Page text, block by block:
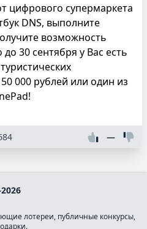
цифрового супермаркета
DNS, выполните
возможность
30 сентября у Вас есть
000 рублей или один из
—
лотереи, публичные конкурсы,